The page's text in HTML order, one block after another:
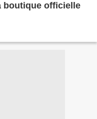
boutique officielle